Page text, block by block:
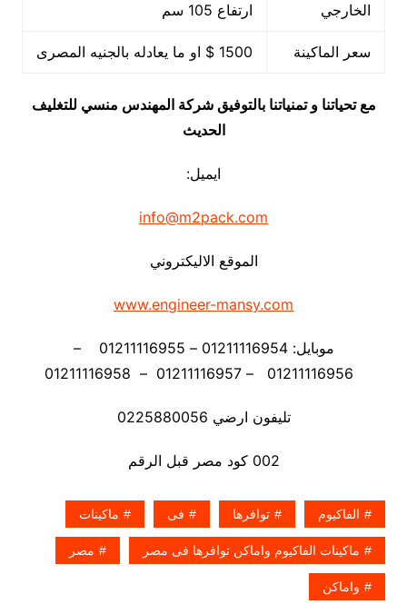
الخارجي
ارتفاع 105 سم
سعر الماكينة 1500 $ او ما يعادله بالجنيه المصرى
مع تحياتنا و تمنياتنا بالتوفيق شركة المهندس منسي للتغليف
الحديث
ايميل:
info@m2pack.com
الموقع الاليكتروني
www.engineer-mansy.com
موبايل: 01211116954 – 01211116955 –
تليفون ارضي 0225880056
002 كود مصر قبل الرقم
الفاكيوم توافرها فى ماكينات
ماكينات الفاكيوم واماكن توافرها فى مصر مصر
واماكن